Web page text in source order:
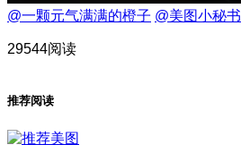
@一颗元气满满的橙子 @美图小秘书
29544阅读
推荐阅读